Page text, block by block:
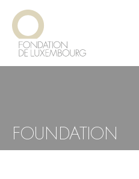
Aller
contenu
principal
FOUNDATION
Panneau de gestion des